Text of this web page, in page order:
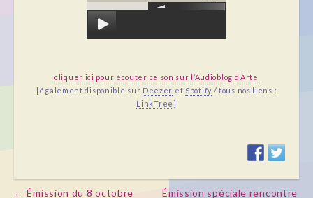
cliquer ici pour écouter ce son sur l’Audioblog d’Arte
[également disponible sur Deezer et Spotify/ tous nos liens :
LinkTree ]
← Émission du 8 octobre Émission spéciale rencontre